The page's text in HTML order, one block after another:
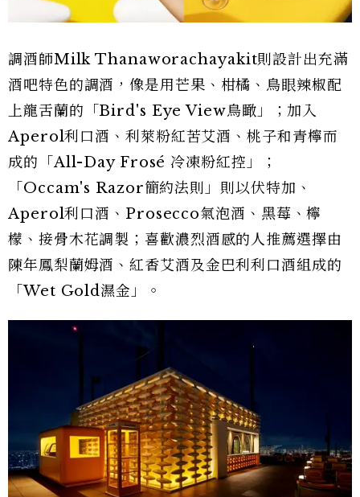
調酒師Milk Thanaworachayakit則設計出充滿
酒吧特色的調酒，像是用芒果、柑橘、鳥眼辣椒配
上龍舌蘭的「Bird's Eye View鳥瞰」；加入
Aperol利口酒、利萊粉紅苦艾酒、桃子和青檸而
成的「All-Day Frosé 冷凍粉紅控」；
「Occam's Razor簡約法則」則以伏特加、
Aperol利口酒、Prosecco氣泡酒、黑莓、檸
檬、接骨木花調製；喜歡濃烈酒感的人推薦選擇由
陳年鳳梨蘭姆酒、紅香艾酒及金巴利利口酒組成的
「Wet Gold濕金」。